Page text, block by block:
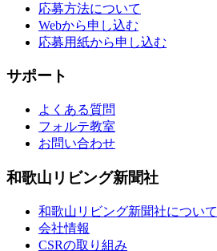
応募方法について
Webから申し込む
応募用紙から申し込む
サポート
よくある質問
フォルテ教室
お問い合わせ
和歌山リビング新聞社
和歌山リビング新聞社について
会社情報
CSRの取り組み